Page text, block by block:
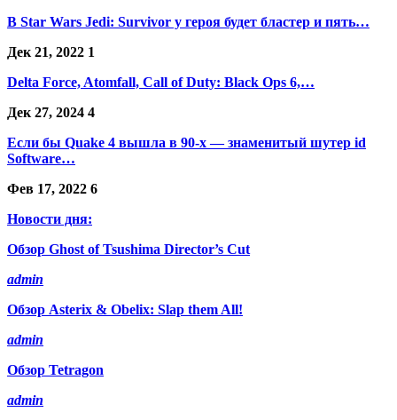
В Star Wars Jedi: Survivor у героя будет бластер и пять…
Дек 21, 2022 1
Delta Force, Atomfall, Call of Duty: Black Ops 6,…
Дек 27, 2024 4
Если бы Quake 4 вышла в 90-х — знаменитый шутер id
Software…
Фев 17, 2022 6
Новости дня:
Обзор Ghost of Tsushima Director’s Cut
admin
Обзор Asterix & Obelix: Slap them All!
admin
Обзор Tetragon
admin